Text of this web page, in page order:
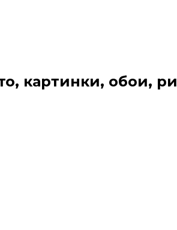
картинки, обои,